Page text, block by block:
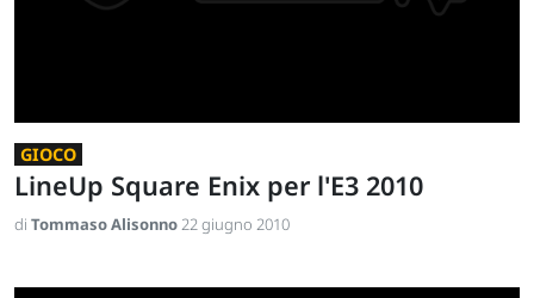
GIOCO
LineUp Square Enix per l'E3 2010
di Tommaso Alisonno22 giugno 2010